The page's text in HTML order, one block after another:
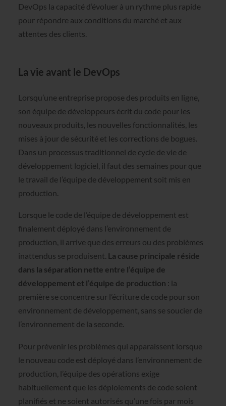
DevOps la capacité d’évoluer à un rythme plus rapide
pour répondre aux conditions du marché et aux
attentes des clients.
La vie avant le DevOps
Lorsqu’une entreprise propose des produits en ligne,
son équipe de développeurs écrit du code pour les
nouveaux produits, les nouvelles fonctionnalités, les
mises à jour de sécurité et les corrections de bogues.
Dans un processus traditionnel de cycle de vie de
développement logiciel, il faut des semaines pour que
le travail de l’équipe de développement soit mis en
production.
Lorsque le code de l’équipe de développement est
finalement déployé dans l’environnement de
production, il arrive que des erreurs ou des problèmes
inattendus se produisent. La cause principale réside
dans la séparation nette entre l’équipe de
développement et l’équipe de production : la
première se concentre sur l’écriture de code pour son
environnement de développement, sans se soucier de
l’environnement de la seconde.
Pour prévenir les problèmes qui apparaissent lorsque
le nouveau code est déployé dans l’environnement de
production, l’équipe des opérations exige
habituellement que les déploiements de code soient
planifiés et ne soient autorisés qu’une fois par mois